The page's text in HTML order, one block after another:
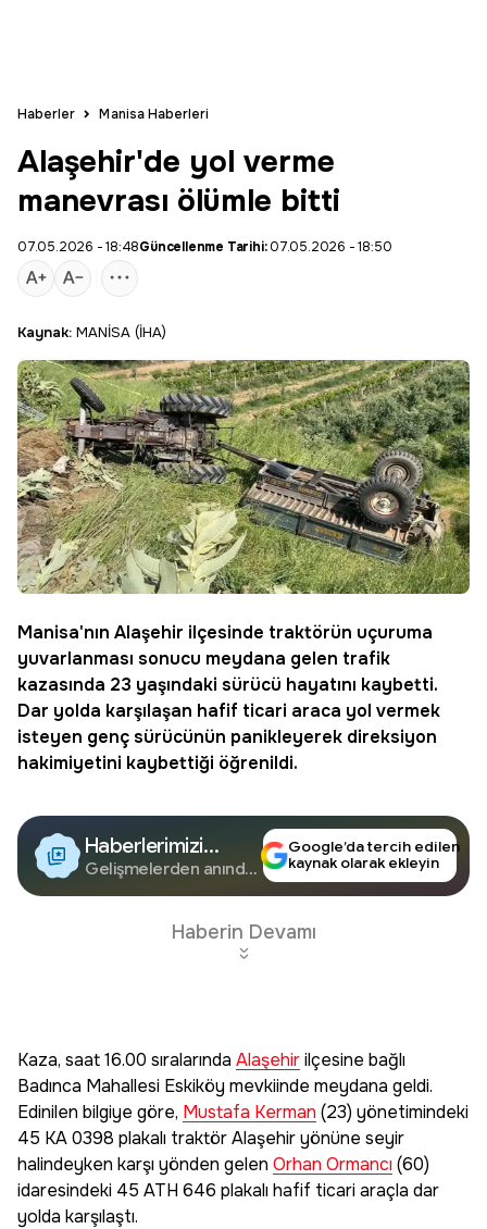
Haberler Manisa Haberleri
Alaşehir'de yol verme
manevrası ölümle bitti
07.05.2026 - 18:48Güncellenme Tarihi:07.05.2026 - 18:50
Kaynak: MANİSA (İHA)
Manisa'nın Alaşehir ilçesinde traktörün uçuruma
yuvarlanması sonucu meydana gelen trafik
kazasında 23 yaşındaki sürücü hayatını kaybetti.
Dar yolda karşılaşan hafif ticari araca yol vermek
isteyen genç sürücünün panikleyerek direksiyon
hakimiyetini kaybettiği öğrenildi.
Haberlerimizi
Google'da Takip
Edin
Gelişmelerden anında
Google’da tercih edilen
kaynak olarak ekleyin
Haberin Devamı
Kaza, saat 16.00 sıralarında Alaşehirilçesine bağlı
Badınca Mahallesi Eskiköy mevkiinde meydana geldi.
Edinilen bilgiye göre, Mustafa Kerman (23) yönetimindeki
45 KA 0398 plakalı traktör Alaşehir yönüne seyir
halindeyken karşı yönden gelen Orhan Ormancı(60)
idaresindeki 45 ATH 646 plakalı hafif ticari araçla dar
yolda karşılaştı.